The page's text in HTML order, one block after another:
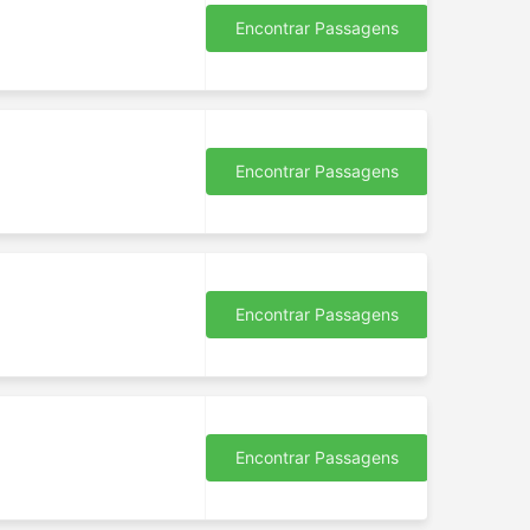
Encontrar Passagens
Encontrar Passagens
Encontrar Passagens
Encontrar Passagens